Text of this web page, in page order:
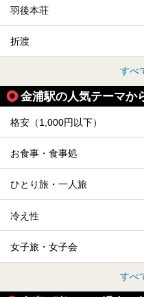
羽後本荘
折渡
すべ
金浦駅の人気テーマか
格安（1,000円以下）
お食事・食事処
ひとり旅・一人旅
冷え性
女子旅・女子会
すべ